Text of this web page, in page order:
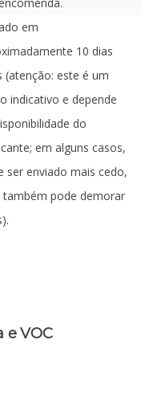
em
10 dias
(atenção: este é um
indicativo e depende
do
em alguns casos,
ser enviado mais cedo,
também pode demorar
e VOC